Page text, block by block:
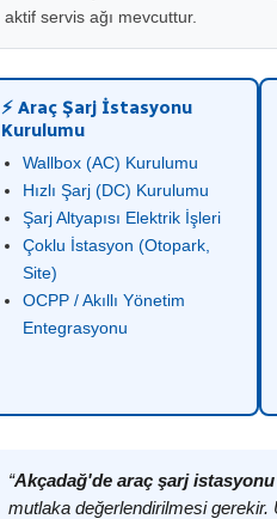
aktif servis ağı mevcuttur.
⚡ Araç Şarj İstasyonu
Kurulumu
Wallbox (AC) Kurulumu
Hızlı Şarj (DC) Kurulumu
Şarj Altyapısı Elektrik İşleri
Çoklu İstasyon (Otopark,
Site)
OCPP / Akıllı Yönetim
Entegrasyonu
“Akçadağ'de araç şarj
mutlaka değerlendirilmesi